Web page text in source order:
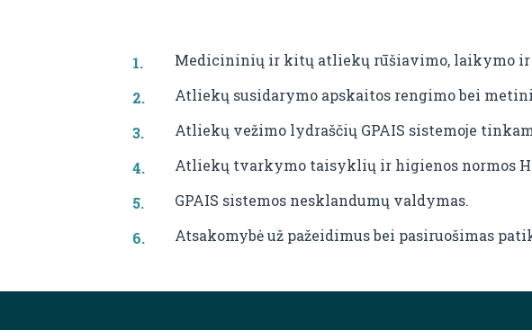
Medicininių ir kitų atliekų rūšiavimo, laikymo
Atliekų susidarymo apskaitos rengimo bei
Atliekų vežimo lydraščių GPAIS sistemoje
Atliekų tvarkymo taisyklių ir higienos normos
GPAIS sistemos nesklandumų valdymas.
Atsakomybė už pažeidimus bei pasiruošimas